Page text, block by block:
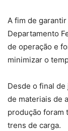
A fim de
Departamento
de operação e
minimizar o
Desde o final
de materiais de
produção foram
trens de carga.